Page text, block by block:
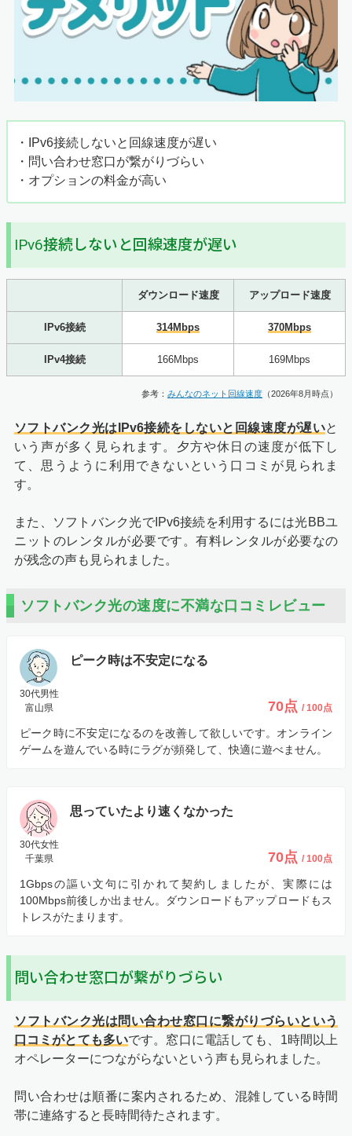
・IPv6接続しないと回線速度が遅い
・問い合わせ窓口が繋がりづらい
・オプションの料金が高い
IPv6接続しないと回線速度が遅い
ダウンロード速度 アップロード速度
IPv6接続 314Mbps 370Mbps
IPv4接続 166Mbps 169Mbps
参考： みんなのネット回線速度 （2026年8月時点）
ソフトバンク光はIPv6接続をしないと回線速度が遅いと
いう声が多く見られます。夕方や休日の速度が低下し
て、思うように利用できないという口コミが見られま
す。
また、ソフトバンク光でIPv6接続を利用するには光BBユ
ニットのレンタルが必要です。有料レンタルが必要なの
が残念の声も見られました。
ソフトバンク光の速度に不満な口コミレビュー
ピーク時は不安定になる
30代男性
富山県
70点 / 100点
ピーク時に不安定になるのを改善して欲しいです。オンライン
ゲームを遊んでいる時にラグが頻発して、快適に遊べません。
思っていたより速くなかった
30代女性
千葉県
70点 / 100点
1Gbpsの謳い文句に引かれて契約しましたが、実際には
100Mbps前後しか出ません。ダウンロードもアップロードもス
トレスがたまります。
問い合わせ窓口が繋がりづらい
ソフトバンク光は問い合わせ窓口に繋がりづらいという
口コミがとても多いです。窓口に電話しても、1時間以上
オペレーターにつながらないという声も見られました。
問い合わせは順番に案内されるため、混雑している時間
帯に連絡すると長時間待たされます。